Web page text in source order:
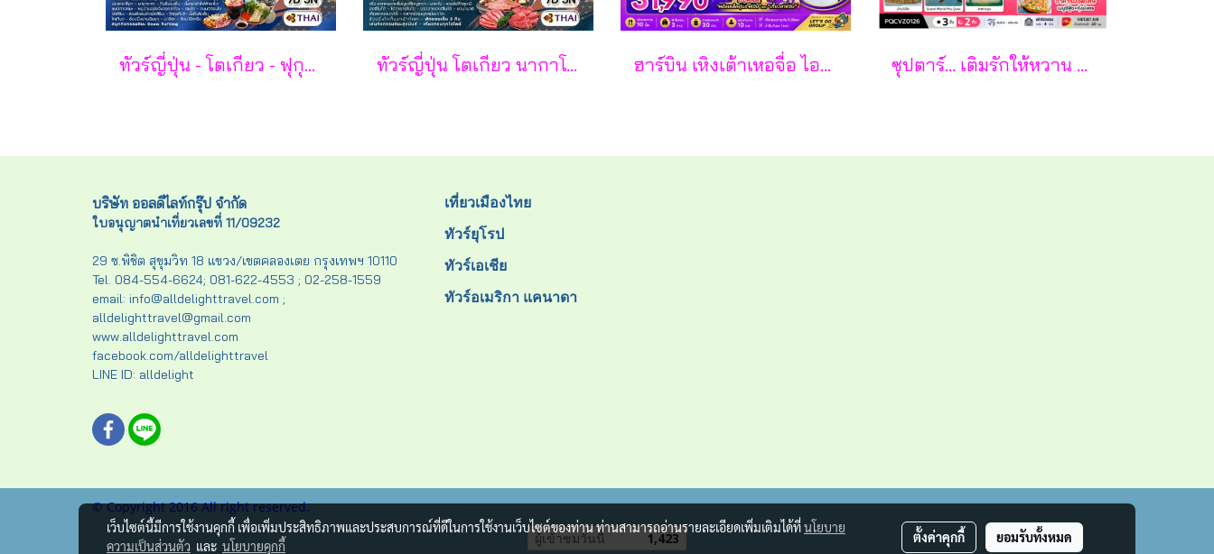
ทัวร์ญี่ปุ่น - โตเกียว - ฟุกุชิมะ - ยามากะตะ - เซนได 7 วัน - TG ทัวร์ญี่ปุ่น โตเกียว นากาโน่ ยามานาชิ 7 วัน - TG ฮาร์บิน เหิงเต้าเหอจื่อ ไอซ์ แอนด์ สโนว์ เวิล์ด 7 วัน 5 คืน-XJ ซุปตาร์... เติมรักให้หวาน กลางเกาะฟูก๊วก 3 วัน 2 คืน - VZ
บริษัท ออลดีไลท์กรุ๊ป จำกัด
ใบอนุญาตนำเที่ยวเลขที่ 11/09232
29 ซ.พิชิต สุขุมวิท 18 แขวง/เขตคลองเตย กรุงเทพฯ 10110
Tel. 084-554-6624; 081-622-4553 ; 02-258-1559
email: info@alldelighttravel.com ;
alldelighttravel@gmail.com
www.alldelighttravel.com
facebook.com/alldelighttravel
LINE ID: alldelight
เที่ยวเมืองไทย
ทัวร์ยุโรป
ทัวร์เอเชีย
ทัวร์อเมริกา แคนาดา
© Copyright 2016 All right reserved.
ผู้เข้าชมวันนี้
1,423
เว็บไซต์นี้มีการใช้งานคุกกี้ เพื่อเพิ่มประสิทธิภาพและประสบการณ์ที่ดีในการใช้งานเว็บไซต์ของท่าน ท่านสามารถอ่านรายละเอียดเพิ่มเติมได้ที่นโยบาย
ความเป็นส่วนตัว และ นโยบายคุกกี้
ตั้งค่าคุกกี้ ยอมรับทั้งหมด